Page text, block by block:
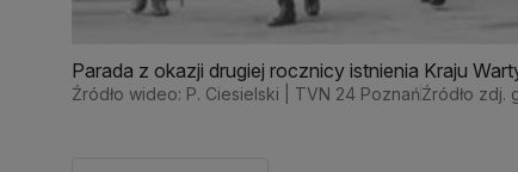
Parada z okazji drugiej rocznicy istnienia Kraju
Źródło wideo: P. Ciesielski | TVN 24 PoznańŹródło zdj.